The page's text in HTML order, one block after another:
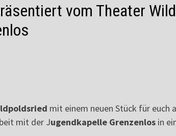
vom Theater
mit einem neuen Stück für euch
mit der Jugendkapelle Grenzenlos in